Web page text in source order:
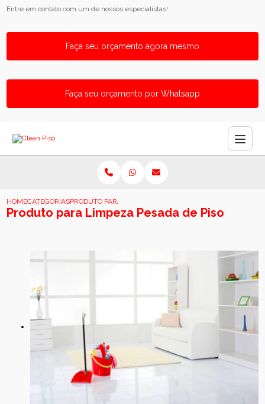
Entre em contato com um de nossos especialistas!
Faça seu orçamento agora mesmo
Faça seu orçamento por Whatsapp
HOMECATEGORIASPRODUTO PARA LIMPEZA PESADA DE PISO
Produto para Limpeza Pesada de Piso